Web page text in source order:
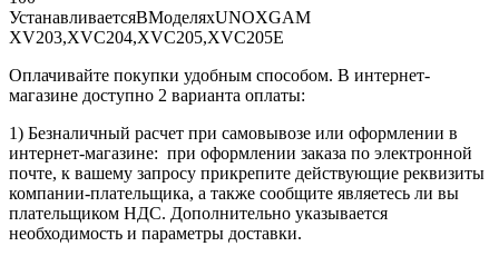
УстанавливаетсяВМоделяхUNOXGAM
XV203,XVC204,XVC205,XVC205E
Оплачивайте покупки удобным способом. В интернет-
магазине доступно 2 варианта оплаты:
1) Безналичный расчет при самовывозе или оформлении в
интернет-магазине: при оформлении заказа по электронной
почте, к вашему запросу прикрепите действующие реквизиты
компании-плательщика, а также сообщите являетесь ли вы
плательщиком НДС. Дополнительно указывается
необходимость и параметры доставки.